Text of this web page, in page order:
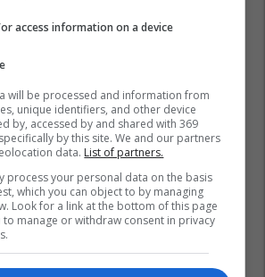
Reforma
Rektori I Up-Së
access information on a device
will be processed and information from
unique identifiers, and other device
by, accessed by and shared with 369
by this site. We and our partners
data. List of partners.
process your personal data on the basis
which you can object to by managing
Look for a link at the bottom of this page
to manage or withdraw consent in privacy